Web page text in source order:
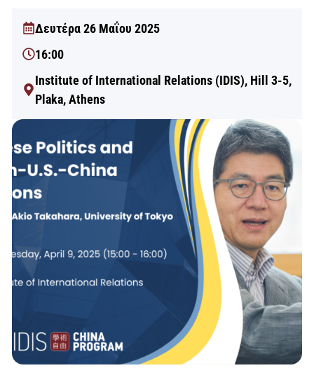
Δευτέρα 26 Μαΐου 2025
16:00
Institute of International Relations (IDIS), Hill 3-5,
Plaka, Athens